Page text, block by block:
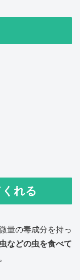
れる
量の毒成分を持っ
などの虫を食べて